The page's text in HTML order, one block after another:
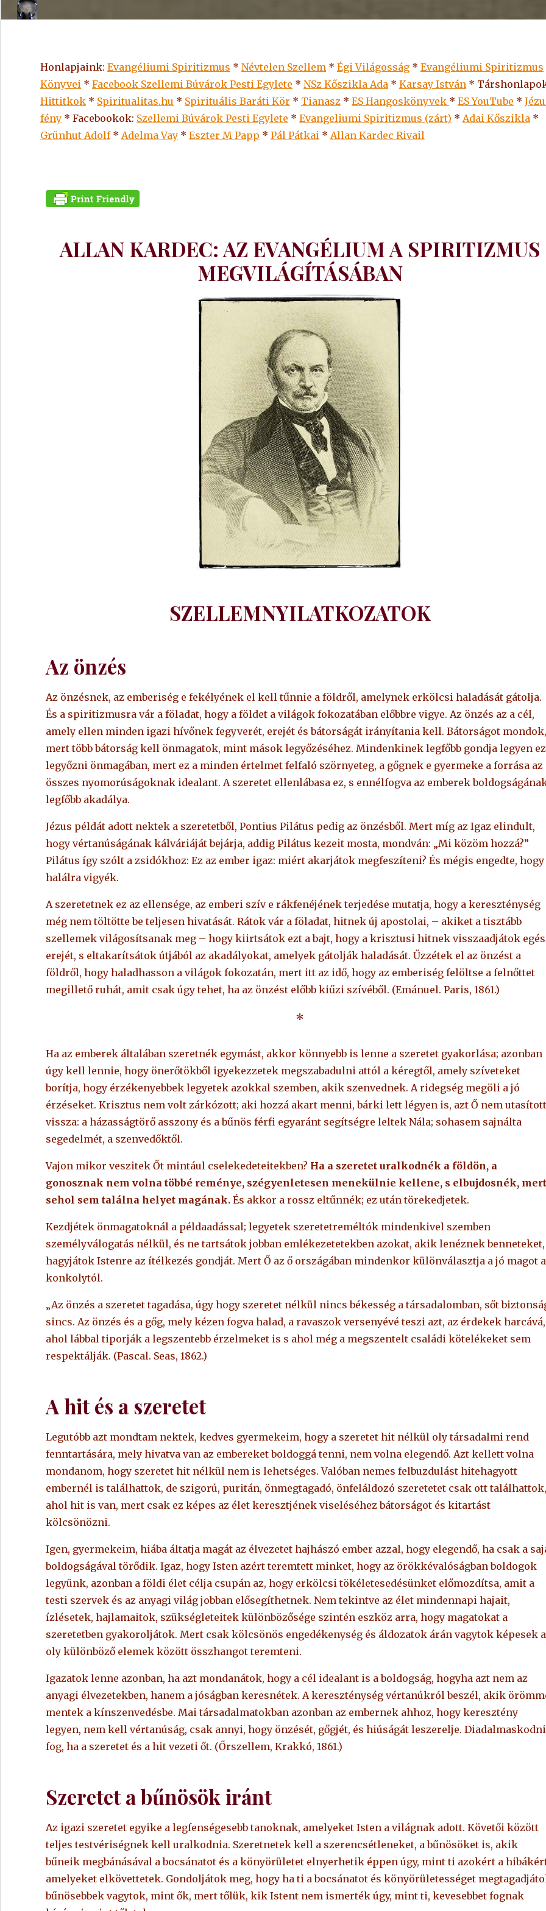
Honlapjaink: Evangéliumi Spiritizmus * Névtelen Szellem * Égi Világosság * Evangéliumi Spiritizmus
Könyvei * Facebook Szellemi Búvárok Pesti Egylete * NSz Kőszikla Ada * Karsay István *
Hittitkok * Spiritualitas.hu * Spirituális Baráti Kör * Tianasz * ES Hangoskönyvek * ESYouTube *
fény * Facebookok: Szellemi Búvárok Pesti Egylete * Evangeliumi Spiritizmus (zárt) * Adai Kőszikla *
Grünhut Adolf* Adelma Vay * Eszter M Papp * Pál Pátkai * Allan Kardec Rivail
ALLAN KARDEC: AZ EVANGÉLIUM A SPIRITIZMUS
MEGVILÁGÍTÁSÁBAN
SZELLEMNYILATKOZATOK
Az önzés
Az önzésnek, az emberiség e fekélyének el kell tűnnie a földről, amelynek erkölcsi haladását gátolja.
És a spiritizmusra vár a föladat, hogy a földet a világok fokozatában előbbre vigye. Az önzés az a cél,
amely ellen minden igazi hívőnek fegyverét, erejét és bátorságát irányítania kell. Bátorságot mondok,
mert több bátorság kell önmagatok, mint mások legyőzéséhez. Mindenkinek legfőbb gondja legyen
legyőzni önmagában, mert ez a minden értelmet felfaló szörnyeteg, a gőgnek e gyermeke a forrása az
összes nyomorúságoknak idealant. A szeretet ellenlábasa ez, s ennélfogva az emberek
legfőbb akadálya.
Jézus példát adott nektek a szeretetből, Pontius Pilátus pedig az önzésből. Mert míg az Igaz elindult,
hogy vértanúságának kálváriáját bejárja, addig Pilátus kezeit mosta, mondván: „Mi közöm hozzá?”
Pilátus így szólt a zsidókhoz: Ez az ember igaz: miért akarjátok megfeszíteni? És mégis engedte, hogy
halálra vigyék.
A szeretetnek ez az ellensége, az emberi szív e rákfenéjének terjedése mutatja, hogy a kereszténység
még nem töltötte be teljesen hivatását. Rátok vár a föladat, hitnek új apostolai, – akiket a tisztább
szellemek világosítsanak meg – hogy kiirtsátok ezt a bajt, hogy a krisztusi hitnek visszaadjátok
erejét, s eltakarítsátok útjából az akadályokat, amelyek gátolják haladását. Űzzétek el az önzést a
földről, hogy haladhasson a világok fokozatán, mert itt az idő, hogy az emberiség felöltse a felnőttet
megillető ruhát, amit csak úgy tehet, ha az önzést előbb kiűzi szívéből. (Emánuel. Paris, 1861.)
*
Ha az emberek általában szeretnék egymást, akkor könnyebb is lenne a szeretet gyakorlása; azonban
úgy kell lennie, hogy önerőtökből igyekezzetek megszabadulni attól a kéregtől, amely szíveteket
borítja, hogy érzékenyebbek legyetek azokkal szemben, akik szenvednek. A ridegség megöli a jó
érzéseket. Krisztus nem volt zárkózott; aki hozzá akart menni, bárki lett légyen is, azt Ő nem
vissza: a házasságtörő asszony és a bűnös férfi egyaránt segítségre leltek Nála; sohasem sajnálta
segedelmét, a szenvedőktől.
Vajon mikor veszitek Őt mintául cselekedeteitekben? Ha a szeretet uralkodnék a földön, a
gonosznak nem volna többé reménye, szégyenletesen menekülnie kellene, s elbujdosnék, mert
sehol sem találna helyet magának.És akkor a rossz eltűnnék; ez után törekedjetek.
Kezdjétek önmagatoknál a példaadással; legyetek szeretetreméltók mindenkivel szemben
személyválogatás nélkül, és ne tartsátok jobban emlékezetetekben azokat, akik lenéznek benneteket,
hagyjátok Istenre az ítélkezés gondját. Mert Ő az ő országában mindenkor különválasztja a jó magot a
konkolytól.
„Az önzés a szeretet tagadása, úgy hogy szeretet nélkül nincs békesség a társadalomban, sőt
sincs. Az önzés és a gőg, mely kézen fogva halad, a ravaszok versenyévé teszi azt, az érdekek harcává,
ahol lábbal tiporják a legszentebb érzelmeket is s ahol még a megszentelt családi kötelékeket sem
respektálják. (Pascal. Seas, 1862.)
A hit és a szeretet
Legutóbb azt mondtam nektek, kedves gyermekeim, hogy a szeretet hit nélkül oly társadalmi rend
fenntartására, mely hivatva van az embereket boldoggá tenni, nem volna elegendő. Azt kellett volna
mondanom, hogy szeretet hit nélkül nem is lehetséges. Valóban nemes felbuzdulást hitehagyott
embernél is találhattok, de szigorú, puritán, önmegtagadó, önfeláldozó szeretetet csak ott találhattok,
ahol hit is van, mert csak ez képes az élet keresztjének viseléséhez bátorságot és kitartást
kölcsönözni.
Igen, gyermekeim, hiába áltatja magát az élvezetet hajhászó ember azzal, hogy elegendő, ha csak a
boldogságával törődik. Igaz, hogy Isten azért teremtett minket, hogy az örökkévalóságban boldogok
legyünk, azonban a földi élet célja csupán az, hogy erkölcsi tökéletesedésünket előmozdítsa, amit a
testi szervek és az anyagi világ jobban elősegíthetnek. Nem tekintve az élet mindennapi hajait,
ízlésetek, hajlamaitok, szükségleteitek különbözősége szintén eszköz arra, hogy magatokat a
szeretetben gyakoroljátok. Mert csak kölcsönös engedékenység és áldozatok árán vagytok képesek
oly különböző elemek között összhangot teremteni.
Igazatok lenne azonban, ha azt mondanátok, hogy a cél idealant is a boldogság, hogyha azt nem az
anyagi élvezetekben, hanem a jóságban keresnétek. A kereszténység vértanúkról beszél, akik
mentek a kínszenvedésbe. Mai társadalmatokban azonban az embernek ahhoz, hogy keresztény
legyen, nem kell vértanúság, csak annyi, hogy önzését, gőgjét, és hiúságát leszerelje. Diadalmaskodni
fog, ha a szeretet és a hit vezeti őt. (Őrszellem, Krakkó, 1861.)
Szeretet a bűnösök iránt
Az igazi szeretet egyike a legfenségesebb tanoknak, amelyeket Isten a világnak adott. Követői között
teljes testvériségnek kell uralkodnia. Szeretnetek kell a szerencsétleneket, a bűnösöket is, akik
bűneik megbánásával a bocsánatot és a könyörületet elnyerhetik éppen úgy, mint ti azokért a
amelyeket elkövettetek. Gondoljátok meg, hogy ha ti a bocsánatot és könyörületességet
bűnösebbek vagytok, mint ők, mert tőlük, kik Istent nem ismerték úgy, mint ti, kevesebbet fognak